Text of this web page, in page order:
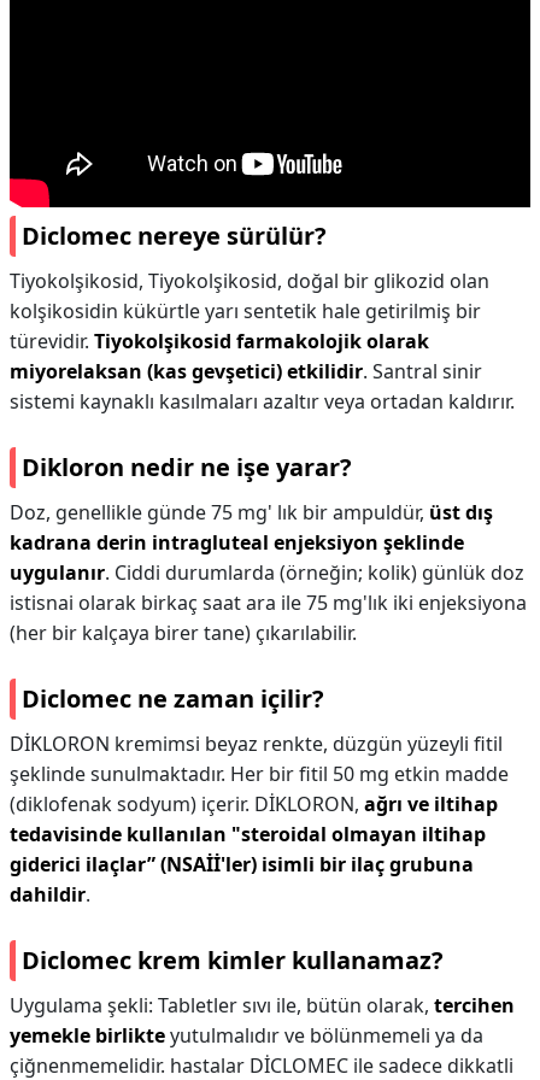
Diclomec nereye sürülür?
Tiyokolşikosid, Tiyokolşikosid, doğal bir glikozid olan
kolşikosidin kükürtle yarı sentetik hale getirilmiş bir
türevidir. Tiyokolşikosid farmakolojik olarak
miyorelaksan (kas gevşetici) etkilidir. Santral sinir
sistemi kaynaklı kasılmaları azaltır veya ortadan kaldırır.
Dikloron nedir ne işe yarar?
Doz, genellikle günde 75 mg' lık bir ampuldür, üst dış
kadrana derin intragluteal enjeksiyon şeklinde
uygulanır. Ciddi durumlarda (örneğin; kolik) günlük doz
istisnai olarak birkaç saat ara ile 75 mg'lık iki enjeksiyona
(her bir kalçaya birer tane) çıkarılabilir.
Diclomec ne zaman içilir?
DİKLORON kremimsi beyaz renkte, düzgün yüzeyli fitil
şeklinde sunulmaktadır. Her bir fitil 50 mg etkin madde
(diklofenak sodyum) içerir. DİKLORON, ağrı ve iltihap
tedavisinde kullanılan "steroidal olmayan iltihap
giderici ilaçlar” (NSAİİ'ler) isimli bir ilaç grubuna
dahildir.
Diclomec krem kimler kullanamaz?
Uygulama şekli: Tabletler sıvı ile, bütün olarak, tercihen
yemekle birlikteyutulmalıdır ve bölünmemeli ya da
çiğnenmemelidir. hastalar DİCLOMEC ile sadece dikkatli